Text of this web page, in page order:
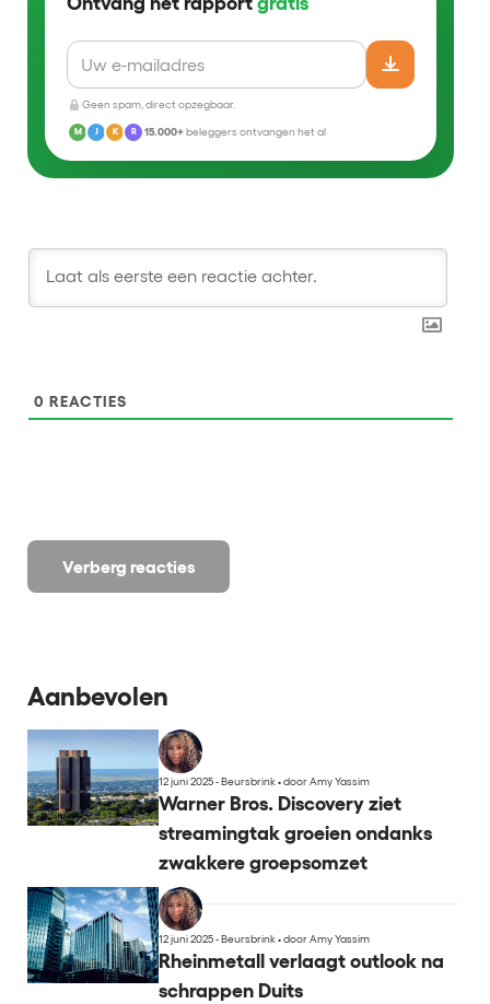
Geen spam, direct opzegbaar.
M J K R 15.000+beleggers ontvangen het al
Verberg reacties
0 REACTIES
Aanbevolen
12 juni 2025 - Beursbrink•door Amy Yassim
Warner Bros. Discovery ziet
streamingtak groeien ondanks
zwakkere groepsomzet
12 juni 2025 - Beursbrink•door Amy Yassim
Rheinmetall verlaagt outlook na
schrappen Duits